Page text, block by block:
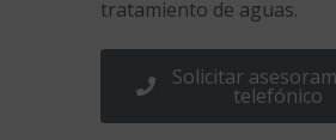
tratamiento de aguas.
Solicitar
telefónico